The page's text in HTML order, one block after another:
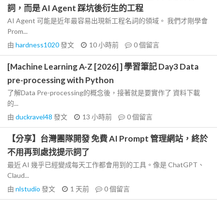
詞，而是 AI Agent 踩坑後衍生的工程
AI Agent 可能是近年最容易出現新工程名詞的領域。 我們才剛學會
Prom...
由 hardness1020發文 10 小時前 0個留言
[Machine Learning A-Z [2026] ] 學習筆記 Day3 Data
pre-processing with Python
了解Data Pre-processing的概念後，接著就是要實作了 資料下載
的...
由 duckravel48 發文 13 小時前 0個留言
【分享】台灣團隊開發 免費 AI Prompt 管理網站，終於
不用再到處找提示詞了
最近 AI 幾乎已經變成每天工作都會用到的工具。像是 ChatGPT、
Claud...
由 nlstudio 發文 1 天前 0個留言